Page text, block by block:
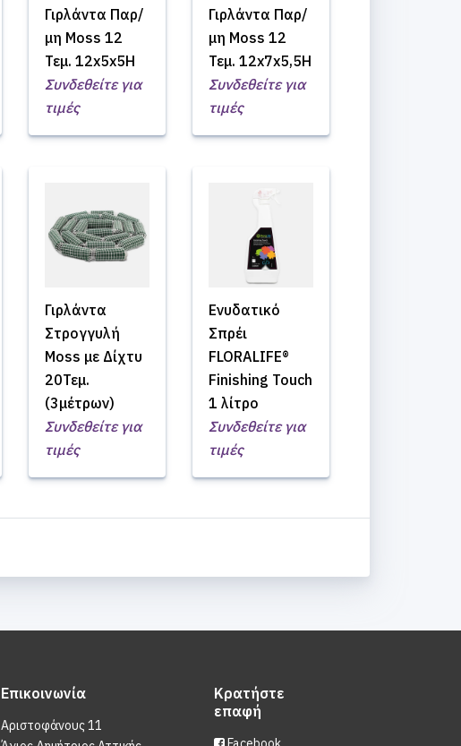
Γιρλάντα Παρ/
μη Moss 12
Τεμ. 12x5x5H
Συνδεθείτε για
τιμές
Γιρλάντα Παρ/
μη Moss 12
Τεμ. 12x7x5,5H
Συνδεθείτε για
τιμές
Γιρλάντα
Στρογγυλή
Moss με Δίχτυ
20Τεμ.
(3μέτρων)
Συνδεθείτε για
τιμές
Ενυδατικό
Σπρέι
FLORALIFE®
Finishing Touch
1 λίτρο
Συνδεθείτε για
τιμές
Επικοινωνία
Αριστοφάνους 11
Κρατήστε
επαφή